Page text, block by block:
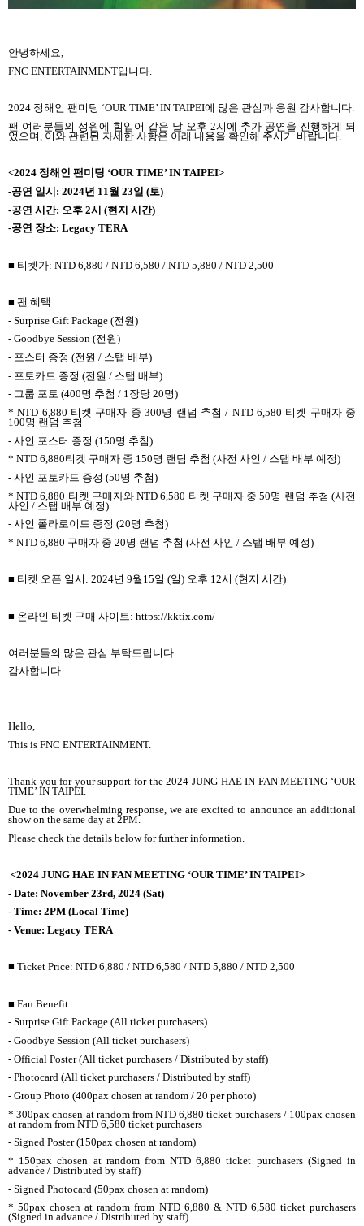
안녕하세요,
FNC ENTERTAINMENT입니다.
2024 정해인 팬미팅 ‘OUR TIME’ IN TAIPEI에 많은 관심과 응원 감사합니다.
팬 여러분들의 성원에 힘입어 같은 날 오후 2시에 추가 공연을 진행하게 되
었으며, 이와 관련된 자세한 사항은 아래 내용을 확인해 주시기 바랍니다.
<2024 정해인 팬미팅 ‘OUR TIME’ IN TAIPEI>
-공연 일시: 2024년 11월 23일 (토)
-공연 시간: 오후 2시 (현지 시간)
-공연 장소: Legacy TERA
■ 티켓가: NTD 6,880 / NTD 6,580 / NTD 5,880 / NTD 2,500
■ 팬 혜택:
- Surprise Gift Package (전원)
- Goodbye Session (전원)
- 포스터 증정 (전원 / 스탭 배부)
- 포토카드 증정 (전원 / 스탭 배부)
- 그룹 포토 (400명 추첨 / 1장당 20명)
* NTD 6,880 티켓 구매자 중 300명 랜덤 추첨 / NTD 6,580 티켓 구매자 중
100명 랜덤 추첨
- 사인 포스터 증정 (150명 추첨)
* NTD 6,880티켓 구매자 중 150명 랜덤 추첨 (사전 사인 / 스탭 배부 예정)
- 사인 포토카드 증정 (50명 추첨)
* NTD 6,880 티켓 구매자와 NTD 6,580 티켓 구매자 중 50명 랜덤 추첨 (사전
사인 / 스탭 배부 예정)
- 사인 폴라로이드 증정 (20명 추첨)
* NTD 6,880 구매자 중 20명 랜덤 추첨 (사전 사인 / 스탭 배부 예정)
■ 티켓 오픈 일시: 2024년 9월15일 (일) 오후 12시 (현지 시간)
■ 온라인 티켓 구매 사이트: https://kktix.com/
여러분들의 많은 관심 부탁드립니다.
감사합니다.
Hello,
This is FNC ENTERTAINMENT.
Thank you for your support for the 2024 JUNG HAE IN FAN MEETING ‘OUR
TIME’ IN TAIPEI.
Due to the overwhelming response, we are excited to announce an additional
show on the same day at 2PM.
Please check the details below for further information.
<2024 JUNG HAE IN FAN MEETING ‘OUR TIME’ IN TAIPEI>
- Date: November 23rd, 2024 (Sat)
- Time: 2PM (Local Time)
- Venue: Legacy TERA
■ Ticket Price: NTD 6,880 / NTD 6,580 / NTD 5,880 / NTD 2,500
■ Fan Benefit:
- Surprise Gift Package (All ticket purchasers)
- Goodbye Session (All ticket purchasers)
- Official Poster (All ticket purchasers / Distributed by staff)
- Photocard (All ticket purchasers / Distributed by staff)
- Group Photo (400pax chosen at random / 20 per photo)
* 300pax chosen at random from NTD 6,880 ticket purchasers / 100pax chosen
at random from NTD 6,580 ticket purchasers
- Signed Poster (150pax chosen at random)
* 150pax chosen at random from NTD 6,880 ticket purchasers (Signed in
advance / Distributed by staff)
- Signed Photocard (50pax chosen at random)
* 50pax chosen at random from NTD 6,880 & NTD 6,580 ticket purchasers
(Signed in advance / Distributed by staff)